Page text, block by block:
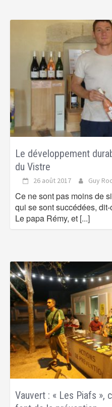
Le développement
du Vistre
26 août 2017 Guy
Ce ne sont pas moins de
qui se sont succédées,
Le papa Rémy, et [...]
Vauvert : « Les Piafs »,